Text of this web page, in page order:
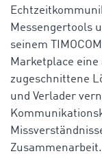
Messengertools
seinem TIMOCOM
Marketplace
zugeschnittene
und Verlader